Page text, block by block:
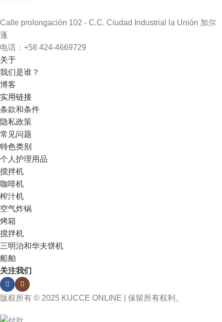
Calle prolongación 102 - C.C. Ciudad Industrial la Unión 加尔
蓬
电话：+58 424-4669729
关于
我们是谁？
博客
实用链接
条款和条件
隐私政策
常见问题
特色类别
个人护理用品
搅拌机
咖啡机
榨汁机
空气炸锅
烤箱
搅拌机
三明治和华夫饼机
船舶
关注我们
版权所有 © 2025 KUCCE ONLINE | 保留所有权利。